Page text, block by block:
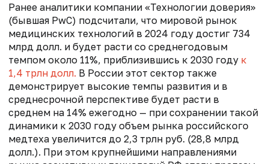
Ранее аналитики компании «Технологии доверия»
(бывшая PwC) подсчитали, что мировой рынок
медицинских технологий в 2024 году достиг 734
млрд долл. и будет расти со среднегодовым
темпом около 11%, приблизившись к 2030 году к
1,4 трлн долл. В России этот сектор также
демонстрирует высокие темпы развития и в
среднесрочной перспективе будет расти в
среднем на 14% ежегодно — при сохранении такой
динамики к 2030 году объем рынка российского
медтеха увеличится до 2,3 трлн руб. (28,8 млрд
долл.). При этом крупнейшими направлениями